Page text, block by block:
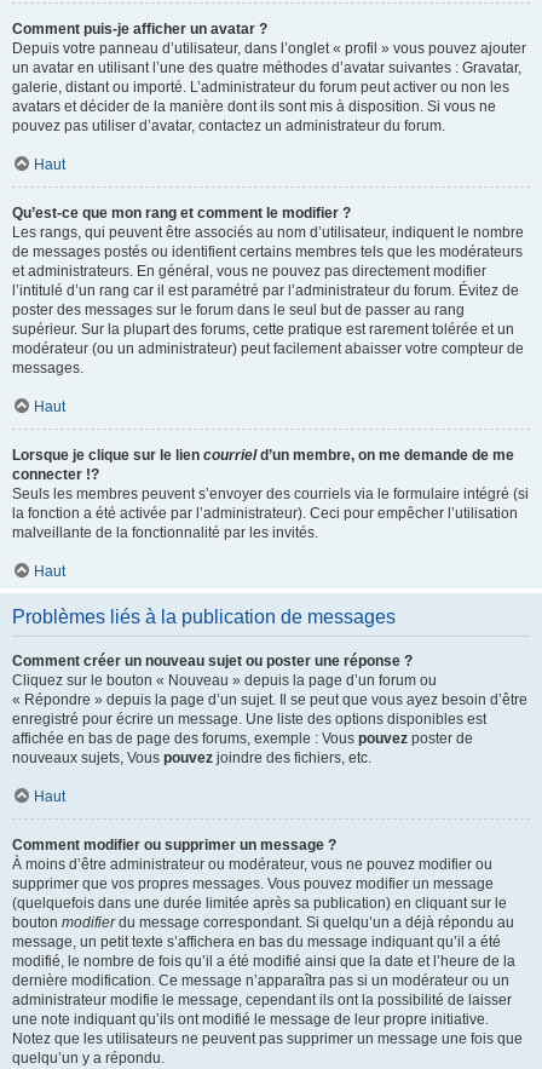
Comment puis-je afficher un avatar ?
Depuis votre panneau d’utilisateur, dans l’onglet « profil » vous pouvez ajouter
un avatar en utilisant l’une des quatre méthodes d’avatar suivantes : Gravatar,
galerie, distant ou importé. L’administrateur du forum peut activer ou non les
avatars et décider de la manière dont ils sont mis à disposition. Si vous ne
pouvez pas utiliser d’avatar, contactez un administrateur du forum.
Haut
Qu’est-ce que mon rang et comment le modifier ?
Les rangs, qui peuvent être associés au nom d’utilisateur, indiquent le nombre
de messages postés ou identifient certains membres tels que les modérateurs
et administrateurs. En général, vous ne pouvez pas directement modifier
l’intitulé d’un rang car il est paramétré par l’administrateur du forum. Évitez de
poster des messages sur le forum dans le seul but de passer au rang
supérieur. Sur la plupart des forums, cette pratique est rarement tolérée et un
modérateur (ou un administrateur) peut facilement abaisser votre compteur de
messages.
Haut
Lorsque je clique sur le lien courrield’un membre, on me demande de me
connecter !?
Seuls les membres peuvent s’envoyer des courriels via le formulaire intégré (si
la fonction a été activée par l’administrateur). Ceci pour empêcher l’utilisation
malveillante de la fonctionnalité par les invités.
Haut
Problèmes liés à la publication de messages
Comment créer un nouveau sujet ou poster une réponse ?
Cliquez sur le bouton « Nouveau » depuis la page d’un forum ou
« Répondre » depuis la page d’un sujet. Il se peut que vous ayez besoin d’être
enregistré pour écrire un message. Une liste des options disponibles est
affichée en bas de page des forums, exemple : Vous pouvez poster de
nouveaux sujets, Vous pouvez joindre des fichiers, etc.
Haut
Comment modifier ou supprimer un message ?
À moins d’être administrateur ou modérateur, vous ne pouvez modifier ou
supprimer que vos propres messages. Vous pouvez modifier un message
(quelquefois dans une durée limitée après sa publication) en cliquant sur le
bouton modifierdu message correspondant. Si quelqu’un a déjà répondu au
message, un petit texte s’affichera en bas du message indiquant qu’il a été
modifié, le nombre de fois qu’il a été modifié ainsi que la date et l’heure de la
dernière modification. Ce message n’apparaîtra pas si un modérateur ou un
administrateur modifie le message, cependant ils ont la possibilité de laisser
une note indiquant qu’ils ont modifié le message de leur propre initiative.
Notez que les utilisateurs ne peuvent pas supprimer un message une fois que
quelqu’un y a répondu.